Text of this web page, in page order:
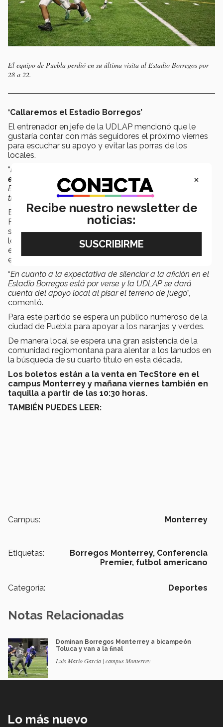
El equipo de Puebla perdió en su última visita al Estadio Borregos por
28 a 22.
‘Callaremos el Estadio Borregos’
El entrenador en jefe de la UDLAP mencionó que le
gustaría contar con más seguidores el próximo viernes
para escuchar su apoyo y evitar las porras de los
locales.
“No quiero escuchar ‘Los Borreeegos, los Borreeegos’,
eso no, me choca, nuestro trabajo va a ser poner a ese
Estadio en silencio. Queremos callar el Estadio, estamos
trabajando para hacer eso”, dijo.
En entrevista aparte, el director de Liderazgo y
Formación Estudiantil de la Región Norte, Jorge Rocha,
señaló que esperan una gran entrada para presenciar a
los dos mejores equipos del futbol americano
estudiantil en el País, que de manera justa se enfrentan
en esta final.
“En cuanto a la expectativa de silenciar a la afición en el
Estadio Borregos está por verse y la UDLAP se dará
cuenta del apoyo local al pisar el terreno de juego”,
comentó.
Para este partido se espera un público numeroso de la
ciudad de Puebla para apoyar a los naranjas y verdes.
De manera local se espera una gran asistencia de la
comunidad regiomontana para alentar a los lanudos en
la búsqueda de su cuarto título en esta década.
Los boletos están a la venta en TecStore en el
campus Monterrey y mañana viernes también en
taquilla a partir de las 10:30 horas.
TAMBIÉN PUEDES LEER:
Campus: Monterrey
Etiquetas: Borregos Monterrey, Conferencia
Premier, futbol americano
Categoría: Deportes
Notas Relacionadas
Dominan Borregos Monterrey a bicampeón
Toluca y van a la final
Luis Mario García | campus Monterrey
Lo más nuevo
×
Recibe nuestro newsletter de
noticias: